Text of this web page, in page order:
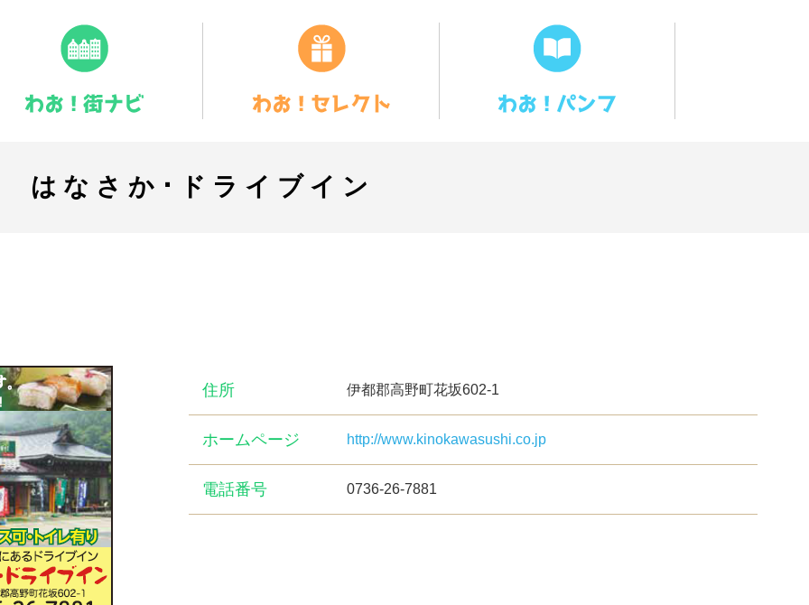
はなさか･ドライブイン
住所 伊都郡高野町花坂602-1
ホームページ http://www.kinokawasushi.co.jp
電話番号 0736-26-7881